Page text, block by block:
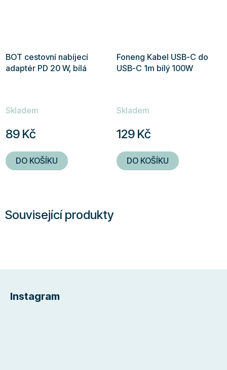
Související produkty
BOT cestovní nabíjecí
adaptér PD 20 W, bílá
Skladem
89 Kč
DO KOŠÍKU
Foneng Kabel USB-C do
USB-C 1m bílý 100W
Skladem
129 Kč
DO KOŠÍKU
Instagram